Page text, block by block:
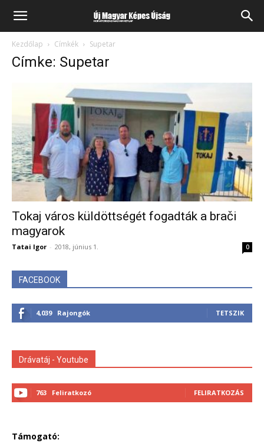
Kezdőlap Címkék Supetar
Címke: Supetar
Tokaj város küldöttségét fogadták a brači
magyarok
Tatai Igor - 2018, június 1. 0
FACEBOOK
4,039 Rajongók TETSZIK
Drávatáj - Youtube
763 Feliratkozó FELIRATKOZÁS
Támogató: